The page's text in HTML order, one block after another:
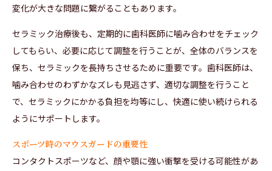
変化が大きな問題に繋がることもあります。
セラミック治療後も、定期的に歯科医師に噛み合わせをチェック
してもらい、必要に応じて調整を行うことが、全体のバランスを
保ち、セラミックを長持ちさせるために重要です。歯科医師は、
噛み合わせのわずかなズレも見逃さず、適切な調整を行うこと
で、セラミックにかかる負担を均等にし、快適に使い続けられる
ようにサポートします。
スポーツ時のマウスガードの重要性
コンタクトスポーツなど、顔や顎に強い衝撃を受ける可能性があ